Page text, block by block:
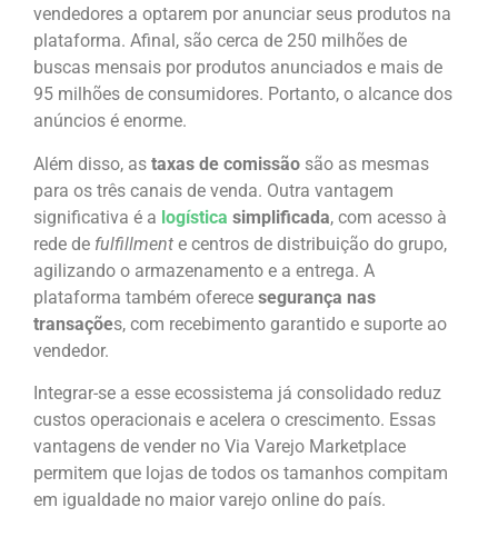
vendedores a optarem por anunciar seus produtos na
plataforma. Afinal, são cerca de 250 milhões de
buscas mensais por produtos anunciados e mais de
95 milhões de consumidores. Portanto, o alcance dos
anúncios é enorme.
Além disso, as taxas de comissão são as mesmas
para os três canais de venda. Outra vantagem
significativa é a logística simplificada, com acesso à
rede de fulfillment e centros de distribuição do grupo,
agilizando o armazenamento e a entrega. A
plataforma também oferece segurança nas
transações, com recebimento garantido e suporte ao
vendedor.
Integrar-se a esse ecossistema já consolidado reduz
custos operacionais e acelera o crescimento. Essas
vantagens de vender no Via Varejo Marketplace
permitem que lojas de todos os tamanhos compitam
em igualdade no maior varejo online do país.